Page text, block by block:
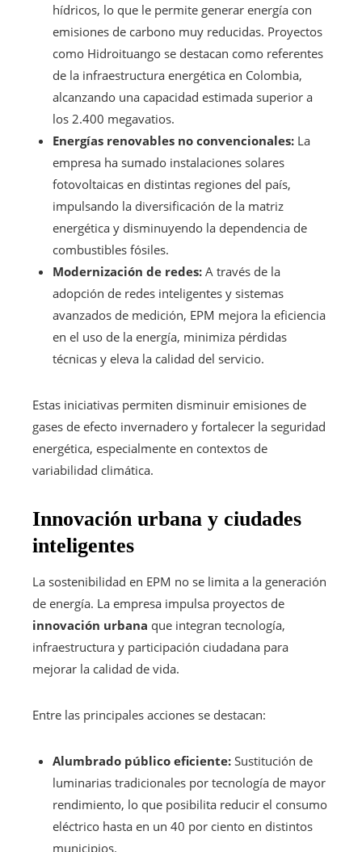
hídricos, lo que le permite generar energía con
emisiones de carbono muy reducidas. Proyectos
como Hidroituango se destacan como referentes
de la infraestructura energética en Colombia,
alcanzando una capacidad estimada superior a
los 2.400 megavatios.
Energías renovables no convencionales: La
empresa ha sumado instalaciones solares
fotovoltaicas en distintas regiones del país,
impulsando la diversificación de la matriz
energética y disminuyendo la dependencia de
combustibles fósiles.
Modernización de redes: A través de la
adopción de redes inteligentes y sistemas
avanzados de medición, EPM mejora la eficiencia
en el uso de la energía, minimiza pérdidas
técnicas y eleva la calidad del servicio.
Estas iniciativas permiten disminuir emisiones de
gases de efecto invernadero y fortalecer la seguridad
energética, especialmente en contextos de
variabilidad climática.
Innovación urbana y ciudades
inteligentes
La sostenibilidad en EPM no se limita a la generación
de energía. La empresa impulsa proyectos de
innovación urbana que integran tecnología,
infraestructura y participación ciudadana para
mejorar la calidad de vida.
Entre las principales acciones se destacan:
Alumbrado público eficiente: Sustitución de
luminarias tradicionales por tecnología de mayor
rendimiento, lo que posibilita reducir el consumo
eléctrico hasta en un 40 por ciento en distintos
municipios.